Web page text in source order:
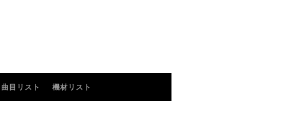
曲目リスト 機材リスト